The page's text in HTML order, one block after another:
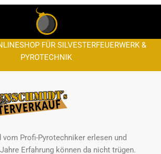
FÜR SILVESTERFEUERWERK &
PYROTECHNIK
Profi-Pyrotechniker erlesen und
Erfahrung können da nicht trügen.